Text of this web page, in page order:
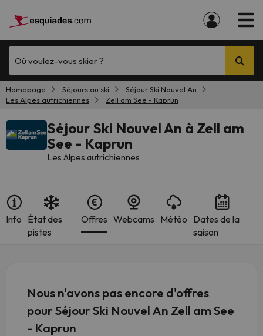
Où voulez-vous skier ?
Homepage Séjours au ski
Séjour Ski Nouvel An
Les Alpes autrichiennes
Zell am See - Kaprun
Séjour Ski Nouvel An à Zell am
See - Kaprun
Les Alpes autrichiennes
Info État des
pistes
Offres Webcams Météo Dates de la
saison
Nous n'avons pas encore d'offres
pour Séjour Ski Nouvel An Zell am See
- Kaprun